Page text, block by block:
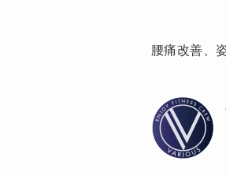
腰痛改善、